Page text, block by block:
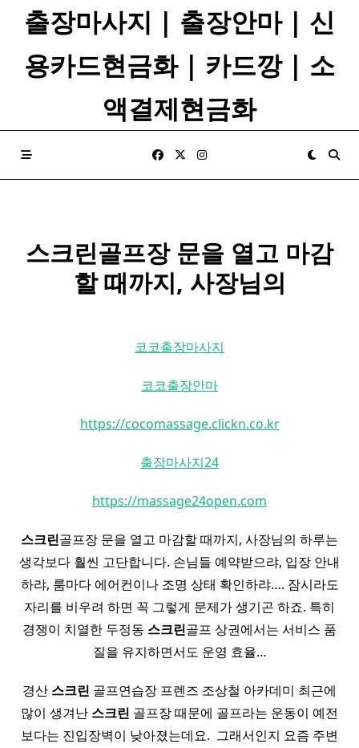
출장마사지 | 출장안마 | 신
용카드현금화 | 카드깡 | 소
액결제현금화
스크린골프장 문을 열고 마감
할 때까지, 사장님의
코코출장마사지
코코출장안마
https://cocomassage.clickn.co.kr
출장마사지24
https://massage24open.com
스크린골프장 문을 열고 마감할 때까지, 사장님의 하루는
생각보다 훨씬 고단합니다. 손님들 예약받으랴, 입장 안내
하랴, 룸마다 에어컨이나 조명 상태 확인하랴…. 잠시라도
자리를 비우려 하면 꼭 그렇게 문제가 생기곤 하죠. 특히
경쟁이 치열한 두정동 스크린골프 상권에서는 서비스 품
질을 유지하면서도 운영 효율…
경산 스크린 골프연습장 프렌즈 조상철 아카데미 최근에
많이 생겨난 스크린 골프장 때문에 골프라는 운동이 예전
보다는 진입장벽이 낮아졌는데요. ​ 그래서인지 요즘 주변